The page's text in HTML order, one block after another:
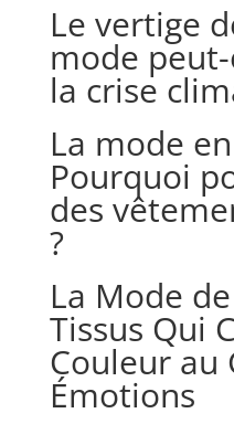
Le vertige
mode
la crise
La mode
Pourquoi
des
?
La Mode
Tissus Qui
Couleur au
Émotions